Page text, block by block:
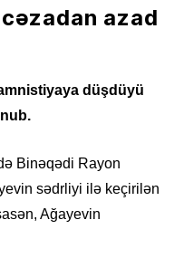
azad
düşdüyü
Binəqədi Rayon
sədrliyi ilə keçirilən
Ağayevin